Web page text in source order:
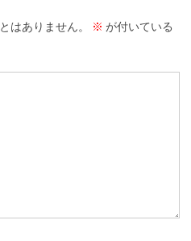
はありません。 ※ が付いている